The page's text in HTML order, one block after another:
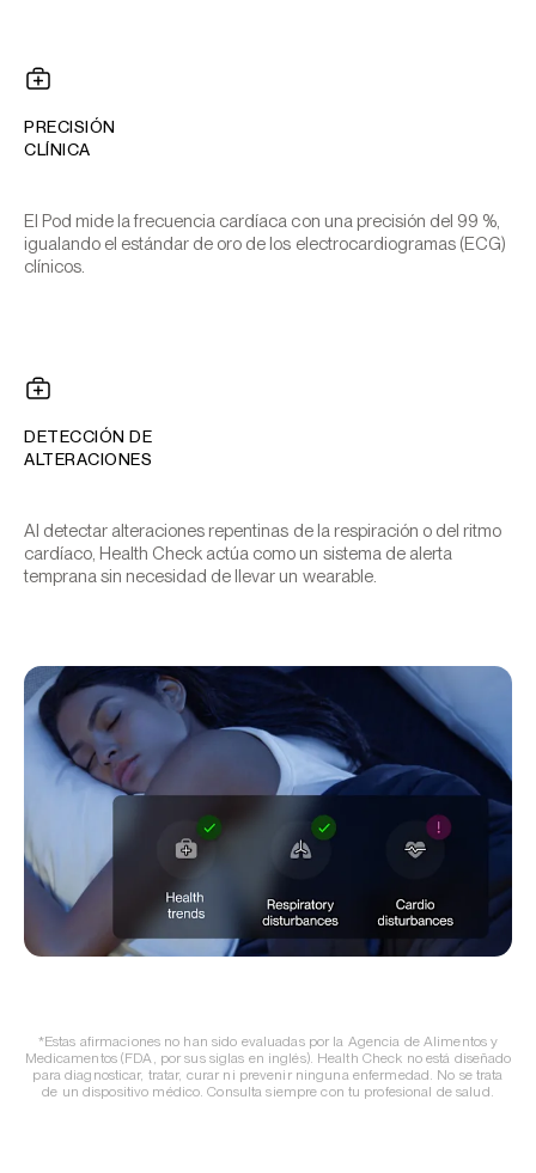
PRECISIÓN
CLÍNICA
El Pod mide la frecuencia cardíaca con una precisión del 99 %,
igualando el estándar de oro de los electrocardiogramas (ECG)
clínicos.
DETECCIÓN DE
ALTERACIONES
Al detectar alteraciones repentinas de la respiración o del ritmo
cardíaco, Health Check actúa como un sistema de alerta
temprana sin necesidad de llevar un wearable.
*Estas afirmaciones no han sido evaluadas por la Agencia de Alimentos y
Medicamentos (FDA, por sus siglas en inglés). Health Check no está diseñado
para diagnosticar, tratar, curar ni prevenir ninguna enfermedad. No se trata
de un dispositivo médico. Consulta siempre con tu profesional de salud.